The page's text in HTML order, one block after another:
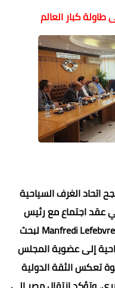
كبار العالم
الغرف السياحية
عقد اجتماع مع رئيس
المجلس العالمي للسياحة والسفر Manfredi Lefebvre لبحث
إلى عضوية المجلس
تعكس الثقة الدولية